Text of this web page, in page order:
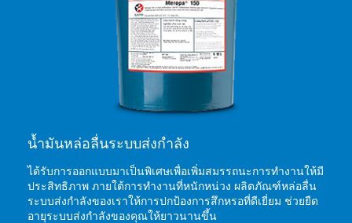
น้ำมันหล่อลื่นระบบส่งกำลัง
ได้รับการออกแบบมาเป็นพิเศษเพื่อเพิ่มสมรรถนะการทำงานให้มี
ประสิทธิภาพ ภายใต้การทำงานที่หนักหน่วง ผลิตภัณฑ์หล่อลื่น
ระบบส่งกำลังของเราให้การปกป้องการสึกหรอที่ดีเยี่ยม ช่วยยืด
อายุระบบส่งกำลังของคุณให้ยาวนานขึ้น